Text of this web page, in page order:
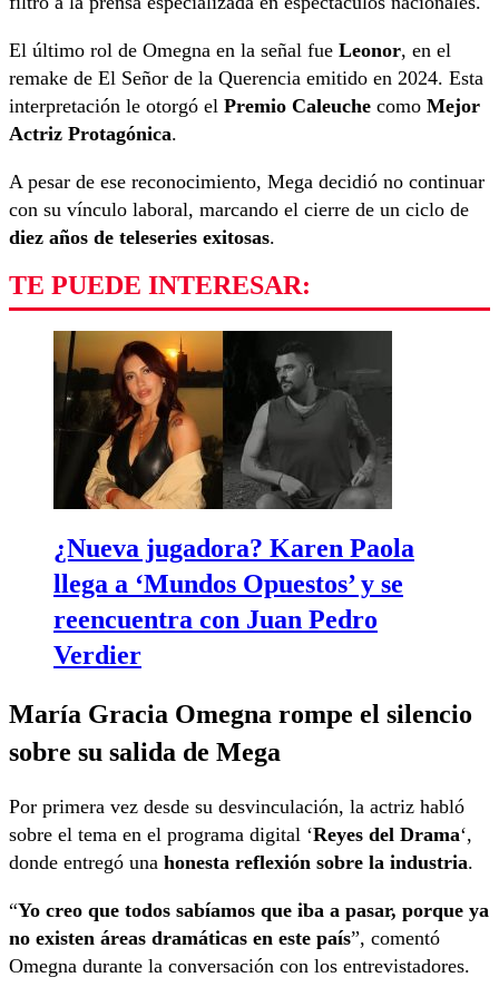
El último rol de Omegna en la señal fue Leonor, en el
remake de El Señor de la Querencia emitido en 2024. Esta
interpretación le otorgó el Premio Caleuche como Mejor
Actriz Protagónica.
A pesar de ese reconocimiento, Mega decidió no continuar
con su vínculo laboral, marcando el cierre de un ciclo de
diez años de teleseries exitosas.
TE PUEDE INTERESAR:
¿Nueva jugadora? Karen Paola
llega a ‘Mundos Opuestos’ y se
reencuentra con Juan Pedro
Verdier
María Gracia Omegna rompe el silencio
sobre su salida de Mega
Por primera vez desde su desvinculación, la actriz habló
sobre el tema en el programa digital ‘Reyes del Drama‘,
donde entregó una honesta reflexión sobre la industria.
“Yo creo que todos sabíamos que iba a pasar, porque ya
no existen áreas dramáticas en este país”, comentó
Omegna durante la conversación con los entrevistadores.